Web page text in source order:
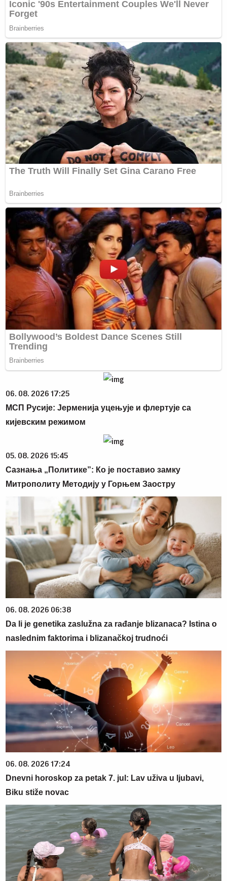
06. 08. 2026 17:25
МСП Русије: Јерменија уцењује и флертује са
кијевским режимом
05. 08. 2026 15:45
Сазнања „Политике”: Ко је поставио замку
Митрополиту Методију у Горњем Заостру
06. 08. 2026 06:38
Da li je genetika zaslužna za rađanje blizanaca? Istina o
naslednim faktorima i blizanačkoj trudnoći
06. 08. 2026 17:24
Dnevni horoskop za petak 7. jul: Lav uživa u ljubavi,
Biku stiže novac